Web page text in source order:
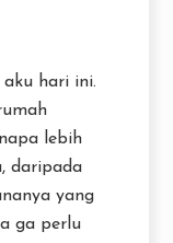
hari ini.
lebih
daripada
yang
ga perlu